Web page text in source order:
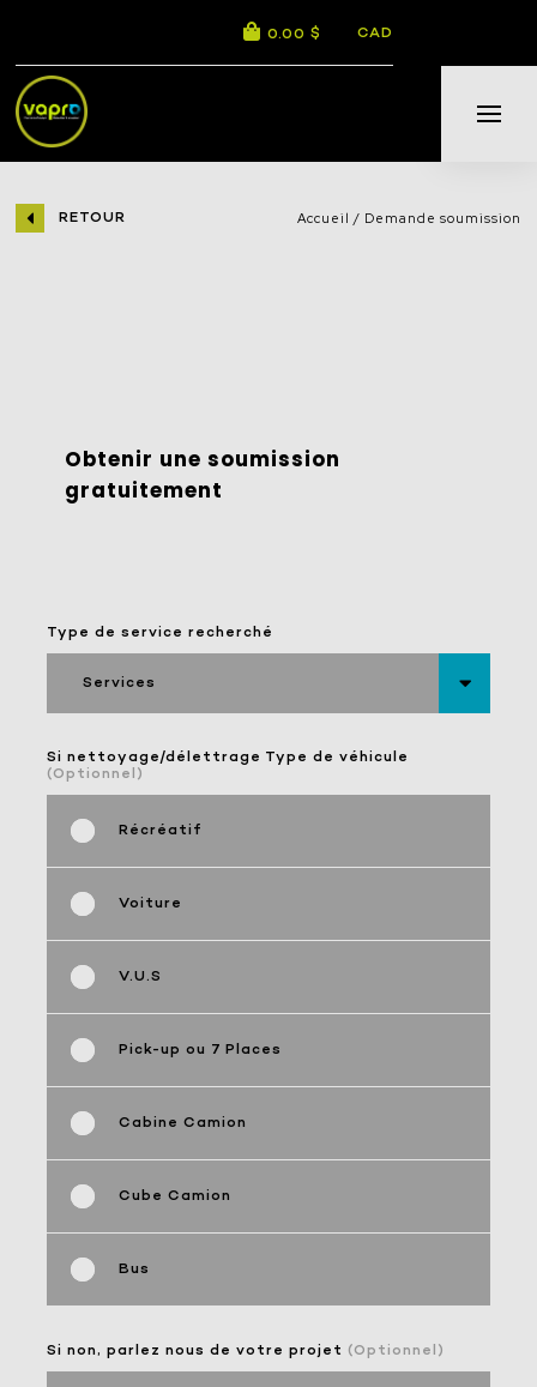
0.00 $ CAD
RETOUR Accueil Demande soumission
Obtenir une soumission
gratuitement
Type de service recherché
Services
Si nettoyage/délettrage Type de véhicule
(Optionnel)
Récréatif
Voiture
V.U.S
Pick-up ou 7 Places
Cabine Camion
Cube Camion
Bus
Si non, parlez nous de votre projet (Optionnel)